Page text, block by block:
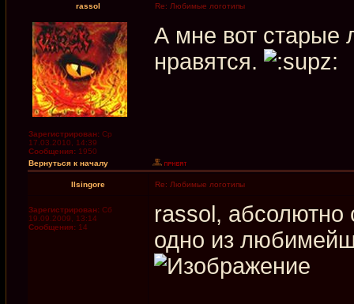
rassol Re: Любимые логотипы
Зарегистрирован: Ср
17.03.2010, 14:39
Сообщения: 1950
А мне вот старые
нравятся.
Вернуться к началу
Ilsingore Re: Любимые логотипы
Зарегистрирован: Сб
19.09.2009, 13:14
Сообщения: 14
rassol, абсолютно
одно из